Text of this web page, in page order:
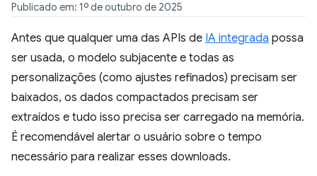
Publicado em: 1º de outubro de 2025
Antes que qualquer uma das APIs de IA integrada possa
ser usada, o modelo subjacente e todas as
personalizações (como ajustes refinados) precisam ser
baixados, os dados compactados precisam ser
extraídos e tudo isso precisa ser carregado na memória.
É recomendável alertar o usuário sobre o tempo
necessário para realizar esses downloads.